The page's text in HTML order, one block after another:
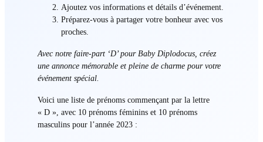
Ajoutez vos informations et détails d’événement.
Préparez-vous à partager votre bonheur avec vos
proches.
Avec notre faire-part ‘D’ pour Baby Diplodocus, créez
une annonce mémorable et pleine de charme pour votre
événement spécial.
Voici une liste de prénoms commençant par la lettre
« D », avec 10 prénoms féminins et 10 prénoms
masculins pour l’année 2023 :